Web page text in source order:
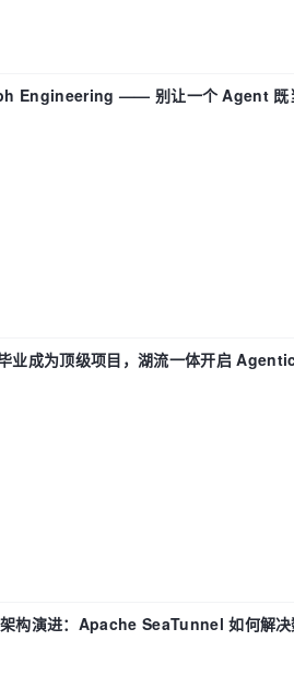
Engineering —— 别让一个 Agent 既
业成为顶级项目，湖流一体开启
构演进：Apache SeaTunnel 如何解